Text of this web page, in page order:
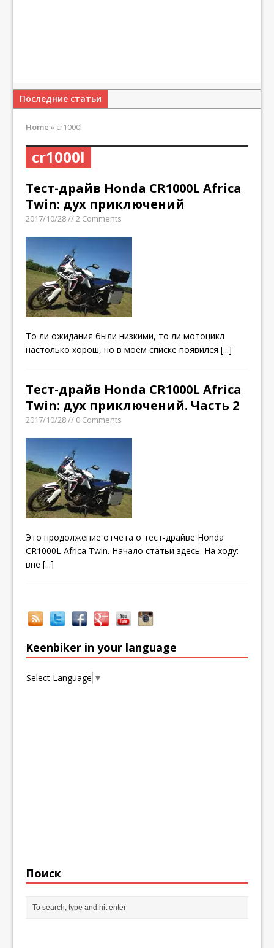
Последние статьи
Home » cr1000l
cr1000l
Тест-драйв Honda CR1000L Africa
Twin: дух приключений
2017/10/28 // 2 Comments
То ли ожидания были низкими, то ли мотоцикл
настолько хорош, но в моем списке появился[...]
Тест-драйв Honda CR1000L Africa
Twin: дух приключений. Часть 2
2017/10/28 // 0 Comments
Это продолжение отчета о тест-драйве Honda
CR1000L Africa Twin. Начало статьи здесь. На ходу:
вне[...]
Keenbiker in your language
Select Language ▼
Поиск